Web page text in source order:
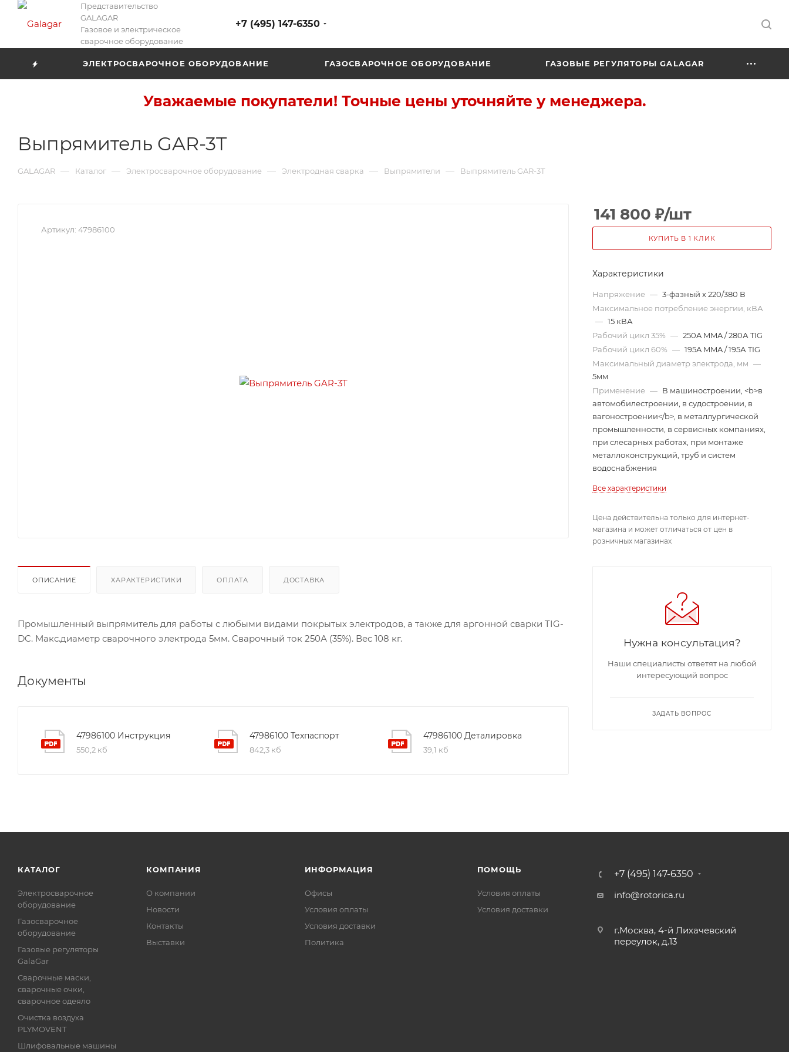
Представительство
GALAGAR
Газовое и электрическое
сварочное оборудование
+7 (495) 147-6350
ЭЛЕКТРОСВАРОЧНОЕ ОБОРУДОВАНИЕ ГАЗОСВАРОЧНОЕ ОБОРУДОВАНИЕ ГАЗОВЫЕ РЕГУЛЯТОРЫ GALAGAR
Уважаемые покупатели! Точные цены уточняйте у менеджера.
Выпрямитель GAR-3T
GALAGAR — Каталог — Электросварочное оборудование — Электродная сварка — Выпрямители — Выпрямитель GAR-3T
Артикул: 47986100
ОПИСАНИЕ ХАРАКТЕРИСТИКИ ОПЛАТА ДОСТАВКА
Промышленный выпрямитель для работы с любыми видами покрытых электродов, а также для аргонной сварки TIG-
DC. Макс.диаметр сварочного электрода 5мм. Сварочный ток 250А (35%). Вес 108 кг.
Документы
47986100 Инструкция
550,2 кб
47986100 Техпаспорт
842,3 кб
47986100 Деталировка
39,1 кб
141 800 ₽/шт
КУПИТЬ В 1 КЛИК
Характеристики
Напряжение — 3-фазный x 220/380 В
Максимальное потребление энергии, кВА
— 15 кВА
Рабочий цикл 35% — 250A MMA / 280А TIG
Рабочий цикл 60% — 195A MMA / 195А TIG
Максимальный диаметр электрода, мм —
5мм
Применение — В машиностроении, <b>в
автомобилестроении, в судостроении, в
вагоностроении</b>, в металлургической
промышленности, в сервисных компаниях,
при слесарных работах, при монтаже
металлоконструкций, труб и систем
водоснабжения
Все характеристики
Цена действительна только для интернет-
магазина и может отличаться от цен в
розничных магазинах
Нужна консультация?
Наши специалисты ответят на любой
интересующий вопрос
ЗАДАТЬ ВОПРОС
КАТАЛОГ
Электросварочное
оборудование
Газосварочное
оборудование
Газовые регуляторы
GalaGar
Сварочные маски,
сварочные очки,
сварочное одеяло
Очистка воздуха
PLYMOVENT
Шлифовальные машины
КОМПАНИЯ
О компании
Новости
Контакты
Выставки
ИНФОРМАЦИЯ
Офисы
Условия оплаты
Условия доставки
Политика
ПОМОЩЬ
Условия оплаты
Условия доставки
+7 (495) 147-6350
info@rotorica.ru
г.Москва, 4-й Лихачевский
переулок, д.13